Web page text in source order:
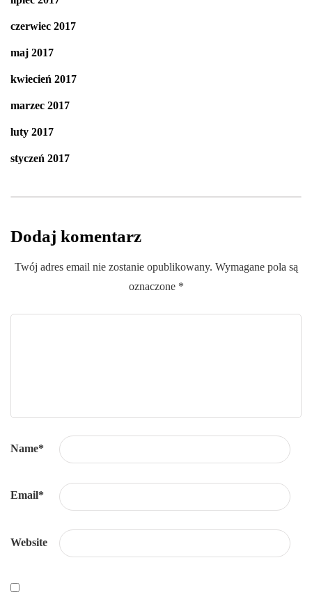
czerwiec 2017
maj 2017
kwiecień 2017
marzec 2017
luty 2017
styczeń 2017
Dodaj komentarz
Twój adres email nie zostanie opublikowany. Wymagane pola są
oznaczone *
Name*
Email*
Website